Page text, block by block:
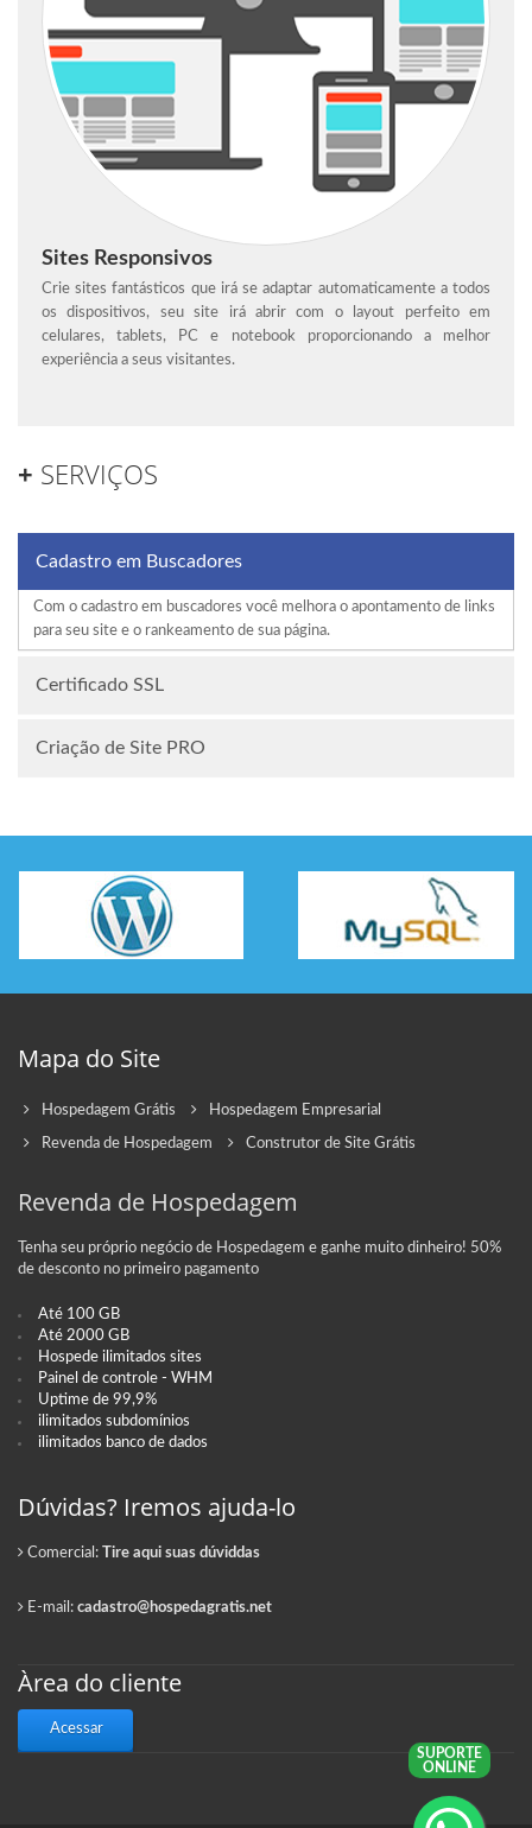
Sites Responsivos
Crie sites fantásticos que irá se adaptar automaticamente a todos
os dispositivos, seu site irá abrir com o layout perfeito em
celulares, tablets, PC e notebook proporcionando a melhor
experiência a seus visitantes.
+ SERVIÇOS
Cadastro em Buscadores
Com o cadastro em buscadores você melhora o apontamento de links
para seu site e o rankeamento de sua página.
Certificado SSL
Criação de Site PRO
Mapa do Site
Hospedagem Grátis Hospedagem Empresarial
Revenda de Hospedagem Construtor de Site Grátis
Revenda de Hospedagem
Tenha seu próprio negócio de Hospedagem e ganhe muito dinheiro! 50%
de desconto no primeiro pagamento
Até 100 GB
Até 2000 GB
Hospede ilimitados sites
Painel de controle - WHM
Uptime de 99,9%
ilimitados subdomínios
ilimitados banco de dados
Dúvidas? Iremos ajuda-lo
Comercial: Tire aqui suas dúviddas
E-mail: cadastro@hospedagratis.net
Àrea do cliente
Acessar
SUPORTE
ONLINE